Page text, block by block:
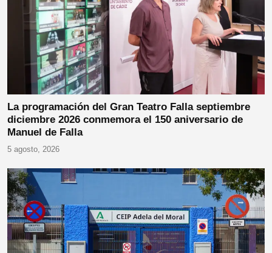
La programación del Gran Teatro Falla septiembre
diciembre 2026 conmemora el 150 aniversario de
Manuel de Falla
5 agosto, 2026